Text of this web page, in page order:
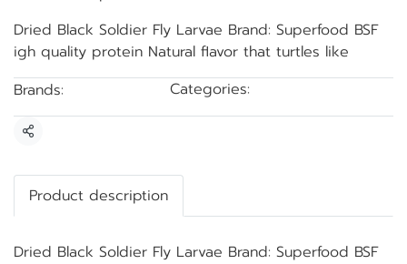
Dried Black Soldier Fly Larvae Brand: Superfood BSF
igh quality protein Natural flavor that turtles like
Brands:
Categories:
Share
Product description
Dried Black Soldier Fly Larvae Brand: Superfood BSF